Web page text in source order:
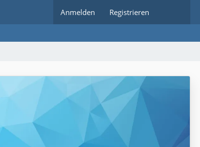
Anmelden Registrieren